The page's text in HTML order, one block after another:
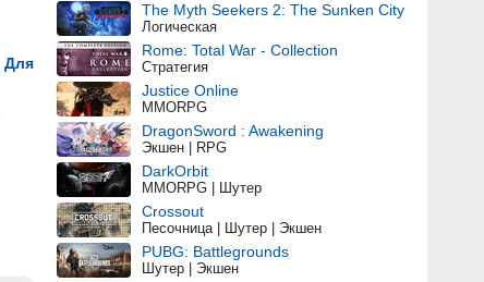
Для
The Myth Seekers 2: The Sunken City
Логическая
Rome: Total War - Collection
Стратегия
Justice Online
MMORPG
DragonSword : Awakening
Экшен | RPG
DarkOrbit
MMORPG | Шутер
Crossout
Песочница | Шутер | Экшен
PUBG: Battlegrounds
Шутер | Экшен